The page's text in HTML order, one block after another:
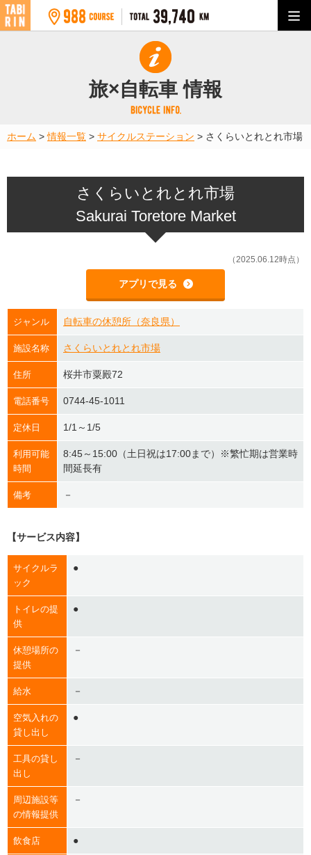
旅×自転車 情報
ホーム >情報一覧 > サイクルステーション > さくらいとれとれ市場
さくらいとれとれ市場
Sakurai Toretore Market
（2025.06.12時点）
アプリで見る
ジャンル 自転車の休憩所（奈良県）
施設名称 さくらいとれとれ市場
住所 桜井市粟殿72
電話番号 0744-45-1011
定休日 1/1～1/5
利用可能
時間
8:45～15:00（土日祝は17:00まで）※繁忙期は営業時
間延長有
備考 －
【サービス内容】
サイクルラ
ック
●
トイレの提
供
●
休憩場所の
提供
－
給水 －
空気入れの
貸し出し
●
工具の貸し
出し
－
周辺施設等
の情報提供
－
飲食店 ●